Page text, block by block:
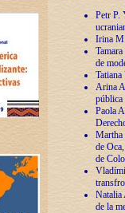
Petr P.
Irina
de
Arina
pública
Paola
Martha
de
de
Natalia
de la